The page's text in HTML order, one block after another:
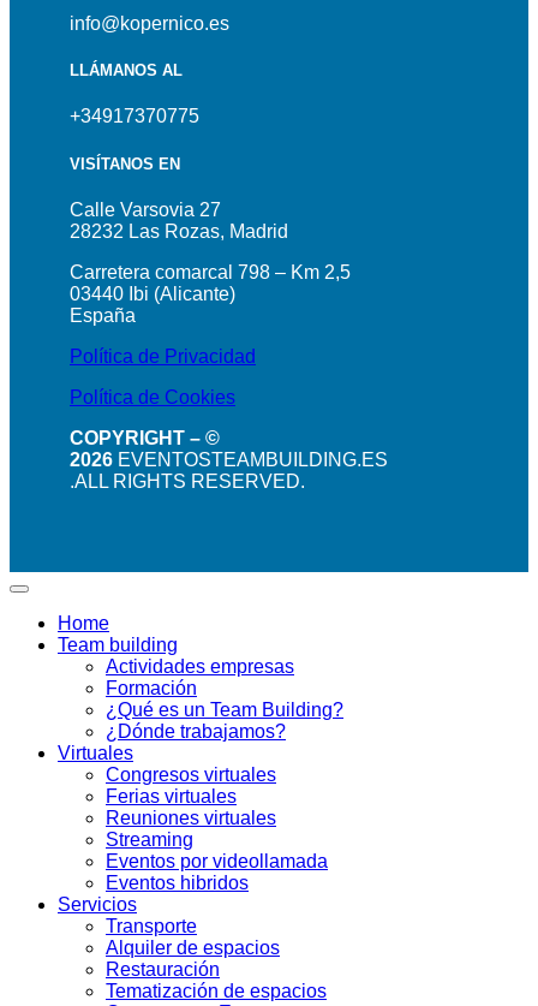
info@kopernico.es
LLÁMANOS AL
+34917370775
VISÍTANOS EN
Calle Varsovia 27
28232 Las Rozas, Madrid
Carretera comarcal 798 – Km 2,5
03440 Ibi (Alicante)
España
Política de Privacidad
Política de Cookies
COPYRIGHT – ©
2026 EVENTOSTEAMBUILDING.ES
.ALL RIGHTS RESERVED.
Home
Team building
Actividades empresas
Formación
¿Qué es un Team Building?
¿Dónde trabajamos?
Virtuales
Congresos virtuales
Ferias virtuales
Reuniones virtuales
Streaming
Eventos por videollamada
Eventos hibridos
Servicios
Transporte
Alquiler de espacios
Restauración
Tematización de espacios